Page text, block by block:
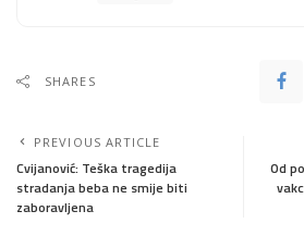
SHARES
PREVIOUS ARTICLE
Cvijanović: Teška tragedija
stradanja beba ne smije biti
zaboravljena
Od